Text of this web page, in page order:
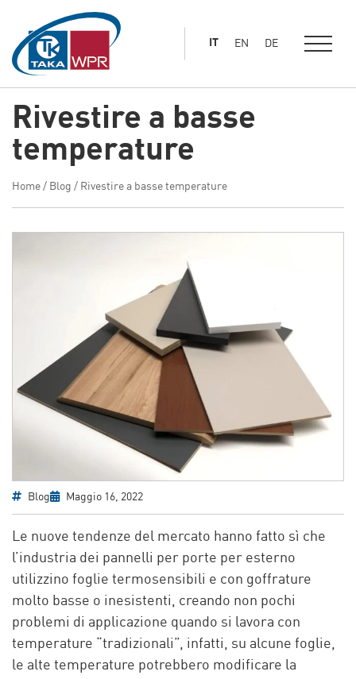
contenuto
principale
IT EN DE
Rivestire a basse
temperature
Home / Blog / Rivestire a basse temperature
Blog Maggio 16, 2022
Le nuove tendenze del mercato hanno fatto sì che
l’industria dei pannelli per porte per esterno
utilizzino foglie termosensibili e con goffrature
molto basse o inesistenti, creando non pochi
problemi di applicazione quando si lavora con
temperature “tradizionali”, infatti, su alcune foglie,
le alte temperature potrebbero modificare la